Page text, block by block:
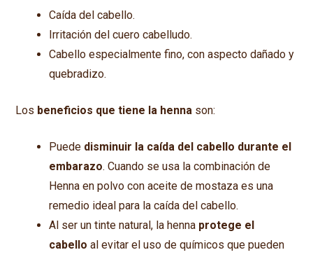
Caída del cabello.
Irritación del cuero cabelludo.
Cabello especialmente fino, con aspecto dañado y
quebradizo.
Los beneficios que tiene la henna son:
Puede disminuir la caída del cabello durante el
embarazo. Cuando se usa la combinación de
Henna en polvo con aceite de mostaza es una
remedio ideal para la caída del cabello.
Al ser un tinte natural, la henna protege el
cabello al evitar el uso de químicos que pueden